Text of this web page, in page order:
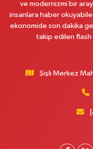
Anka Eczanesi
Acıbadem Mahallesi
KONUTLARINDAN KADIKÖY
Portakal Eczanesi
100 METRE İLERİSİ-
Handan Eczanesi
ve modernizmi bir
insanlara haber
ekonomide son dakika
takip edilen flash
Şişli Merkez